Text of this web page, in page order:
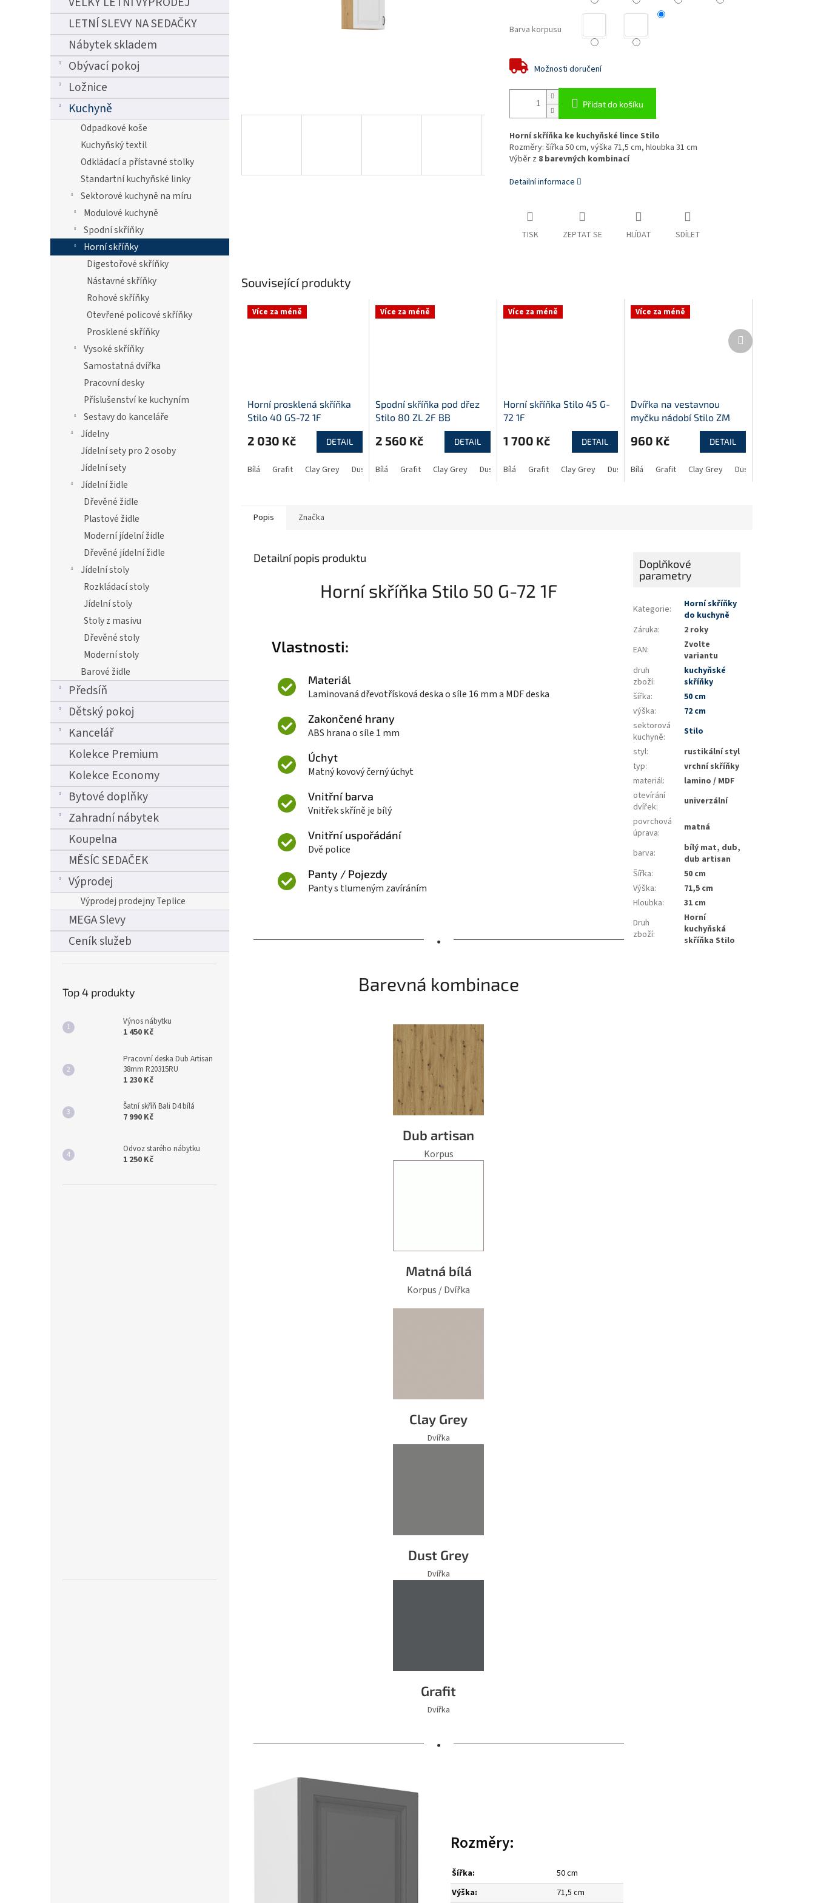
e
LETNÍ SLEVY NA SEDAČKY
Nábytek skladem
Obývací pokoj
Ložnice
Kuchyně
Odpadkové koše
Kuchyňský textil
Odkládací a přístavné stolky
Standartní kuchyňské linky
Sektorové kuchyně na míru
Modulové kuchyně
Spodní skříňky
Horní skříňky
Digestořové skříňky
Nástavné skříňky
Rohové skříňky
Otevřené policové skříňky
Prosklené skříňky
Vysoké skříňky
Samostatná dvířka
Pracovní desky
Příslušenství ke kuchyním
Sestavy do kanceláře
Jídelny
Jídelní sety pro 2 osoby
Jídelní sety
Jídelní židle
Dřevěné židle
Plastové židle
Moderní jídelní židle
Dřevěné jídelní židle
Jídelní stoly
Rozkládací stoly
Jídelní stoly
Stoly z masivu
Dřevěné stoly
Moderní stoly
Barové židle
Předsíň
Dětský pokoj
Kancelář
Kolekce Premium
Kolekce Economy
Bytové doplňky
Zahradní nábytek
Koupelna
MĚSÍC SEDAČEK
Výprodej
Výprodej prodejny Teplice
MEGA Slevy
Ceník služeb
Top 4 produkty
Výnos nábytku
1 450 Kč
Pracovní deska Dub Artisan
38mm R20315RU
1 230 Kč
Šatní skříň Bali D4 bílá
7 990 Kč
Odvoz starého nábytku
1 250 Kč
Barva korpusu
Možnosti doručení
Přidat do košíku
Horní skříňka ke kuchyňské lince Stilo
Rozměry: šířka 50 cm, výška 71,5 cm, hloubka 31 cm
Výběr z 8 barevných kombinací
Detailní informace
TISK ZEPTAT SE HLÍDAT SDÍLET
Související produkty
Více za méně
Horní prosklená skříňka
Stilo 40 GS-72 1F
2 030 Kč DETAIL
Bílá Grafit Clay Grey Dust Grey
Více za méně
Spodní skříňka pod dřez
Stilo 80 ZL 2F BB
2 560 Kč DETAIL
Bílá Grafit Clay Grey Dust Grey
Více za méně
Horní skříňka Stilo 45 G-
72 1F
1 700 Kč DETAIL
Bílá Grafit Clay Grey Dust Grey
Více za méně
Dvířka na vestavnou
myčku nádobí Stilo ZM
960 Kč DETAIL
Bílá Grafit Clay Grey Dust Grey
Další
produkt
Popis Značka
Detailní popis produktu
Horní skříňka Stilo 50 G-72 1F
Vlastnosti:
Materiál
Laminovaná dřevotřísková deska o síle 16 mm a MDF deska
Zakončené hrany
ABS hrana o síle 1 mm
Úchyt
Matný kovový černý úchyt
Vnitřní barva
Vnitřek skříně je bílý
Vnitřní uspořádání
Dvě police
Panty / Pojezdy
Panty s tlumeným zavíráním
•
Barevná kombinace
Dub artisan
Korpus
Matná bílá
Korpus / Dvířka
Clay Grey
Dvířka
Dust Grey
Dvířka
Grafit
Dvířka
•
Rozměry:
Šířka:
50 cm
Výška:
71,5 cm
Doplňkové
parametry
Kategorie:
Horní skříňky
do kuchyně
Záruka:
2 roky
EAN:
Zvolte
variantu
druh
zboží:
kuchyňské
skříňky
šířka:
50 cm
výška:
72 cm
sektorová
kuchyně:
Stilo
styl:
rustikální styl
typ:
vrchní skříňky
materiál:
lamino / MDF
otevírání
dvířek:
univerzální
povrchová
úprava: matná
barva:
bílý mat, dub,
dub artisan
Šířka:
50 cm
Výška:
71,5 cm
Hloubka:
31 cm
Druh
zboží:
Horní
kuchyňská
skříňka Stilo